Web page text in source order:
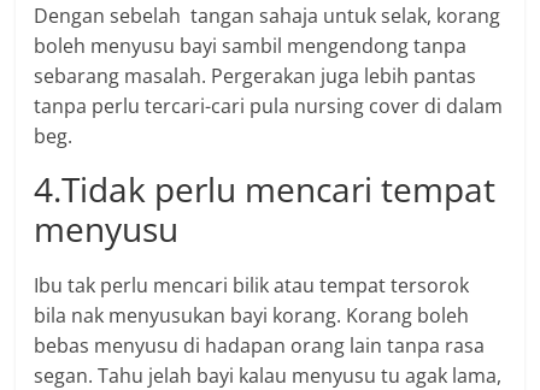
Dengan sebelah tangan sahaja untuk selak, korang
boleh menyusu bayi sambil mengendong tanpa
sebarang masalah. Pergerakan juga lebih pantas
tanpa perlu tercari-cari pula nursing cover di dalam
beg.
4.Tidak perlu mencari tempat
menyusu
Ibu tak perlu mencari bilik atau tempat tersorok
bila nak menyusukan bayi korang. Korang boleh
bebas menyusu di hadapan orang lain tanpa rasa
segan. Tahu jelah bayi kalau menyusu tu agak lama,